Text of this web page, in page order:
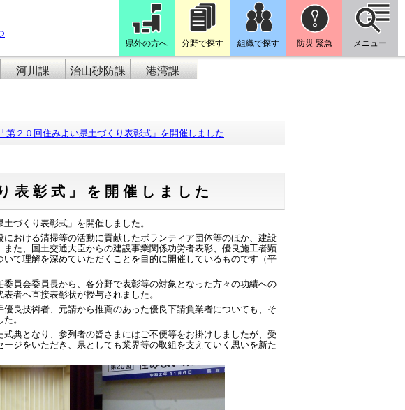
県外の方へ 分野で探す 組織で探す 防災 緊急 メニュー
河川課 治山砂防課 港湾課
「第２０回住みよい県土づくり表彰式」を開催しました
表彰式」を開催しました
づくり表彰式」を開催しました。
おける清掃等の活動に貢献したボランティア団体等のほか、建設
た、国土交通大臣からの建設事業関係功労者表彰、優良施工者顕
て理解を深めていただくことを目的に開催しているものです（平
員会委員長から、各分野で表彰等の対象となった方々の功績への
者へ直接表彰状が授与されました。
良技術者、元請から推薦のあった優良下請負業者についても、そ
。
典となり、参列者の皆さまにはご不便等をお掛けしましたが、受
ジをいただき、県としても業界等の取組を支えていく思いを新た